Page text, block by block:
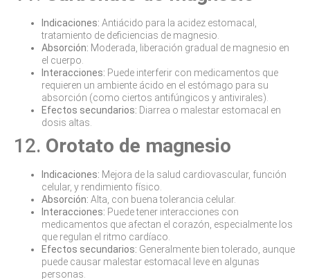
Indicaciones: Antiácido para la acidez estomacal,
tratamiento de deficiencias de magnesio.
Absorción: Moderada, liberación gradual de magnesio en
el cuerpo.
Interacciones: Puede interferir con medicamentos que
requieren un ambiente ácido en el estómago para su
absorción (como ciertos antifúngicos y antivirales).
Efectos secundarios: Diarrea o malestar estomacal en
dosis altas.
12. Orotato de magnesio
Indicaciones: Mejora de la salud cardiovascular, función
celular, y rendimiento físico.
Absorción: Alta, con buena tolerancia celular.
Interacciones: Puede tener interacciones con
medicamentos que afectan el corazón, especialmente los
que regulan el ritmo cardíaco.
Efectos secundarios: Generalmente bien tolerado, aunque
puede causar malestar estomacal leve en algunas
personas.